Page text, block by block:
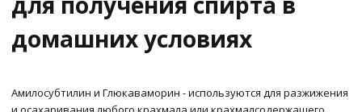
домашних условиях
Амилосубтилин и Глюкаваморин - используются для разжижения